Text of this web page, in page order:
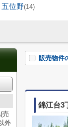
五位野(14)
販売物件
錦江台3
売
外